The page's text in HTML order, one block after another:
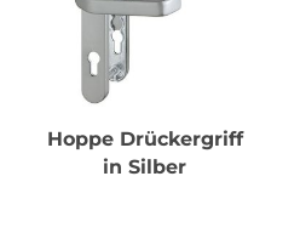
Hoppe Drückergriff
in Silber